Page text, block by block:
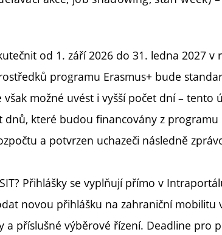
od 1. září 2026 do 31. ledna 2027 v
programu Erasmus+ bude
však možné uvést i vyšší počet dní – tento
dnů, které budou financovány z programu
a potvrzen uchazeči následně
Přihlášky se vyplňují přímo v
novou přihlášku na zahraniční mobilitu
a příslušné výběrové řízení. Deadline pro